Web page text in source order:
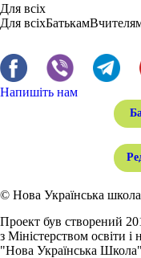
Для всіх
Для всіхБатькам
Напишіть нам
© Нова Українська
Проект був створений
з Міністерством освіти
"Нова Українська Школа"